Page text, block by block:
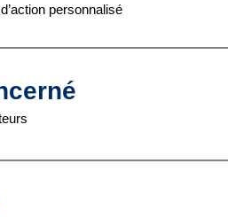
personnalisé